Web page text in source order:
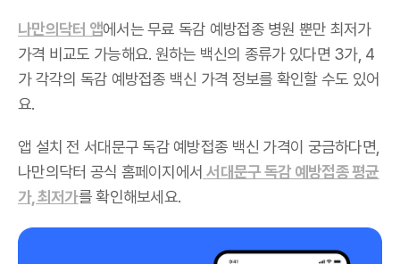
나만의닥터 앱에서는 무료 독감 예방접종 병원 뿐만 최저가
가격 비교도 가능해요. 원하는 백신의 종류가 있다면 3가, 4
가 각각의 독감 예방접종 백신 가격 정보를 확인할 수도 있어
요.
앱 설치 전 서대문구 독감 예방접종 백신 가격이 궁금하다면,
나만의닥터 공식 홈페이지에서 서대문구 독감 예방접종 평균
가, 최저가를 확인해보세요.